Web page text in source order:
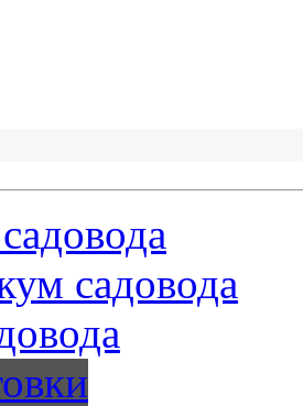
садовода